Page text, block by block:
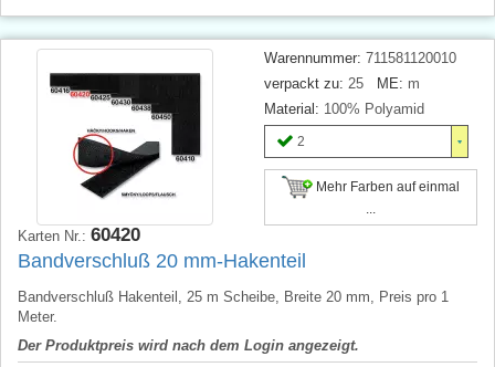
Warennummer: 711581120010
verpackt zu: 25 ME: m
Material: 100% Polyamid
2
Mehr Farben auf einmal
Karten Nr.: 60420
Bandverschluß 20 mm-Hakenteil
Bandverschluß Hakenteil, 25 m Scheibe, Breite 20 mm, Preis pro 1
Meter.
Der Produktpreis wird nach dem Login angezeigt.